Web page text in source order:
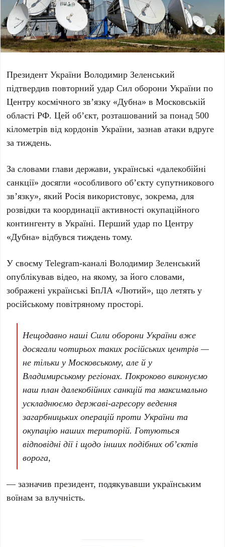
Президент УкраїниВолодимир Зеленський
підтвердив повторний удар Сил оборони України по
Центру космічного зв’язку «Дубна» вМосковській
області РФ. Цей об’єкт, розташований за понад 500
кілометрів від кордонів України, зазнав атаки вдруге
за тиждень.
За словами глави держави, українські «далекобійні
санкції» досягли «особливого обʼєкту супутникового
звʼязку», який Росія використовує, зокрема, для
розвідки та координації активності окупаційного
контингенту в Україні. Перший удар по Центру
«Дубна» відбувся тиждень тому.
У своєму Telegram-каналі Володимир Зеленський
опублікував відео, на якому, за його словами,
зображені українськіБпЛА «Лютий», що летять у
російському повітряному просторі.
Нещодавно наші Сили оборони України вже
досягали чотирьох таких російських центрів —
не тільки у Московському, але й у
Владимирському регіонах. Покроково виконуємо
наш план далекобійних санкцій та максимально
ускладнюємо державі-агресору ведення
загарбницьких операцій проти України та
окупацію наших територій. Готуються
відповідні дії і щодо інших подібних обʼєктів
ворога,
— зазначив президент, подякувавши українським
воїнам за влучність.